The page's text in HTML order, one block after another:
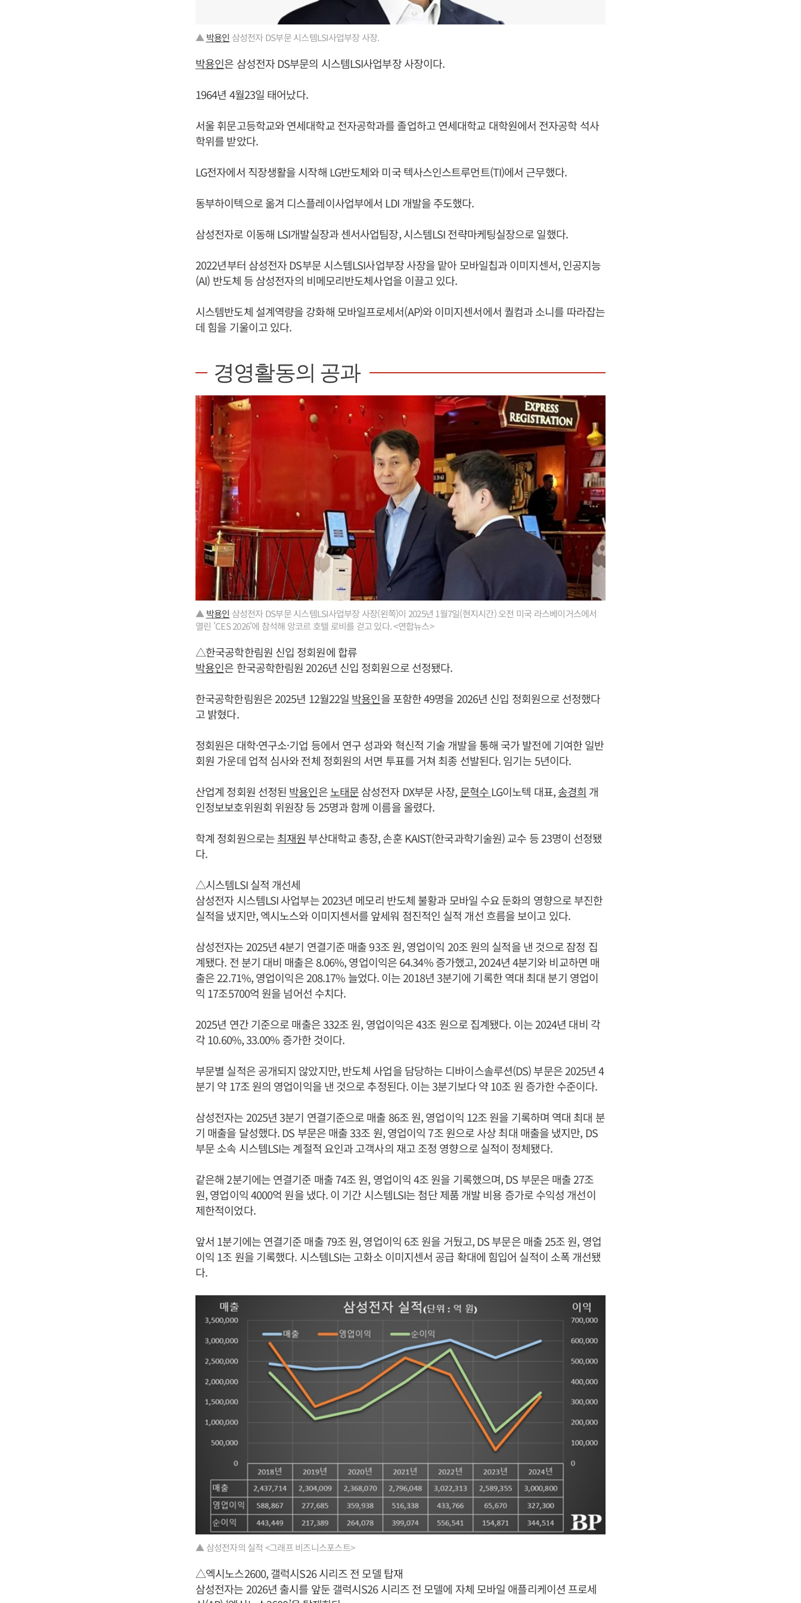
▲ 박용인 삼성전자 DS부문 시스템LSI사업부장 사장.
박용인은 삼성전자 DS부문의 시스템LSI사업부장 사장이다.
1964년 4월23일 태어났다.
서울 휘문고등학교와 연세대학교 전자공학과를 졸업하고 연세대학교 대학원에서 전자공학 석사
학위를 받았다.
LG전자에서 직장생활을 시작해 LG반도체와 미국 텍사스인스트루먼트(TI)에서 근무했다.
동부하이텍으로 옮겨 디스플레이사업부에서 LDI 개발을 주도했다.
삼성전자로 이동해 LSI개발실장과 센서사업팀장, 시스템LSI 전략마케팅실장으로 일했다.
2022년부터 삼성전자 DS부문 시스템LSI사업부장 사장을 맡아 모바일칩과 이미지센서, 인공지능
(AI) 반도체 등 삼성전자의 비메모리반도체사업을 이끌고 있다.
시스템반도체 설계역량을 강화해 모바일프로세서(AP)와 이미지센서에서 퀄컴과 소니를 따라잡는
데 힘을 기울이고 있다.
경영활동의 공과
▲ 박용인 삼성전자 DS부문 시스템LSI사업부장 사장(왼쪽)이 2025년 1월7일(현지시간) 오전 미국 라스베이거스에서
열린 'CES 2026'에 참석해 앙코르 호텔 로비를 걷고 있다. <연합뉴스>
△한국공학한림원 신입 정회원에 합류
박용인은 한국공학한림원 2026년 신입 정회원으로 선정됐다.
한국공학한림원은 2025년 12월22일 박용인을 포함한 49명을 2026년 신입 정회원으로 선정했다
고 밝혔다.
정회원은 대학·연구소·기업 등에서 연구 성과와 혁신적 기술 개발을 통해 국가 발전에 기여한 일반
회원 가운데 업적 심사와 전체 정회원의 서면 투표를 거쳐 최종 선발된다. 임기는 5년이다.
산업계 정회원 선정된 박용인은노태문삼성전자 DX부문 사장, 문혁수LG이노텍 대표,송경희 개
인정보보호위원회 위원장 등 25명과 함께 이름을 올렸다.
학계 정회원으로는최재원부산대학교 총장, 손훈 KAIST(한국과학기술원) 교수 등 23명이 선정됐
다.
△시스템LSI 실적 개선세
삼성전자 시스템LSI 사업부는 2023년 메모리 반도체 불황과 모바일 수요 둔화의 영향으로 부진한
실적을 냈지만, 엑시노스와 이미지센서를 앞세워 점진적인 실적 개선 흐름을 보이고 있다.
삼성전자는 2025년 4분기 연결기준 매출 93조 원, 영업이익 20조 원의 실적을 낸 것으로 잠정 집
계됐다. 전 분기 대비 매출은 8.06%, 영업이익은 64.34% 증가했고, 2024년 4분기와 비교하면 매
출은 22.71%, 영업이익은 208.17% 늘었다. 이는 2018년 3분기에 기록한 역대 최대 분기 영업이
익 17조5700억 원을 넘어선 수치다.
2025년 연간 기준으로 매출은 332조 원, 영업이익은 43조 원으로 집계됐다. 이는 2024년 대비 각
각 10.60%, 33.00% 증가한 것이다.
부문별 실적은 공개되지 않았지만, 반도체 사업을 담당하는 디바이스솔루션(DS) 부문은 2025년 4
분기 약 17조 원의 영업이익을 낸 것으로 추정된다. 이는 3분기보다 약 10조 원 증가한 수준이다.
삼성전자는 2025년 3분기 연결기준으로 매출 86조 원, 영업이익 12조 원을 기록하며 역대 최대 분
기 매출을 달성했다. DS 부문은 매출 33조 원, 영업이익 7조 원으로 사상 최대 매출을 냈지만, DS
부문 소속 시스템LSI는 계절적 요인과 고객사의 재고 조정 영향으로 실적이 정체됐다.
같은해 2분기에는 연결기준 매출 74조 원, 영업이익 4조 원을 기록했으며, DS 부문은 매출 27조
원, 영업이익 4000억 원을 냈다. 이 기간 시스템LSI는 첨단 제품 개발 비용 증가로 수익성 개선이
제한적이었다.
앞서 1분기에는 연결기준 매출 79조 원, 영업이익 6조 원을 거뒀고, DS 부문은 매출 25조 원, 영업
이익 1조 원을 기록했다. 시스템LSI는 고화소 이미지센서 공급 확대에 힘입어 실적이 소폭 개선됐
다.
▲ 삼성전자의 실적 <그래프 비즈니스포스트>
△엑시노스2600, 갤럭시S26 시리즈 전 모델 탑재
삼성전자는 2026년 출시를 앞둔 갤럭시S26 시리즈 전 모델에 자체 모바일 애플리케이션 프로세